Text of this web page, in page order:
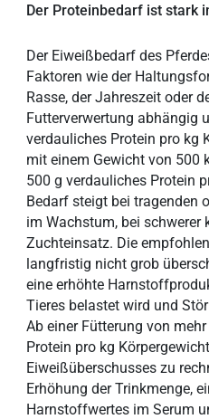
Der Proteinbedarf ist stark
Der Eiweißbedarf des
Faktoren wie der
Rasse, der Jahreszeit oder
Futterverwertung abhängig
verdauliches Protein pro kg
mit einem Gewicht von 500
500 g verdauliches Protein
Bedarf steigt bei tragenden
im Wachstum, bei schwerer
Zuchteinsatz. Die
langfristig nicht grob
eine erhöhte
Tieres belastet wird und
Ab einer Fütterung von
Protein pro kg
Eiweißüberschusses zu
Erhöhung der Trinkmenge,
Harnstoffwertes im Serum